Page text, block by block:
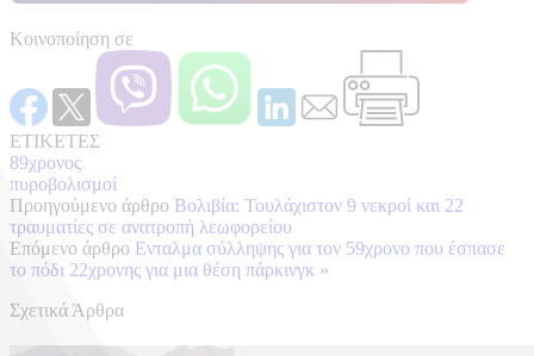
Κοινοποίηση σε
ΕΤΙΚΕΤΕΣ
89χρονος
πυροβολισμοί
Προηγούμενο άρθρο Βολιβία: Τουλάχιστον 9 νεκροί και 22
τραυματίες σε ανατροπή λεωφορείου
Επόμενο άρθρο Ενταλμα σύλληψης για τον 59χρονο που έσπασε
το πόδι 22χρονης για μια θέση πάρκινγκ »
Σχετικά Άρθρα